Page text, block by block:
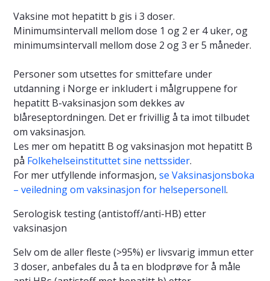
Vaksine mot hepatitt b gis i 3 doser.
Minimumsintervall mellom dose 1 og 2 er 4 uker, og
minimumsintervall mellom dose 2 og 3 er 5 måneder.
Personer som utsettes for smittefare under
utdanning i Norge er inkludert i målgruppene for
hepatitt B-vaksinasjon som dekkes av
blåreseptordningen. Det er frivillig å ta imot tilbudet
om vaksinasjon.
Les mer om hepatitt B og vaksinasjon mot hepatitt B
på Folkehelseinstituttet sine nettssider.
For mer utfyllende informasjon, se Vaksinasjonsboka
– veiledning om vaksinasjon for helsepersonell.
Serologisk testing (antistoff/anti-HB) etter
vaksinasjon
Selv om de aller fleste (>95%) er livsvarig immun etter
3 doser, anbefales du å ta en blodprøve for å måle